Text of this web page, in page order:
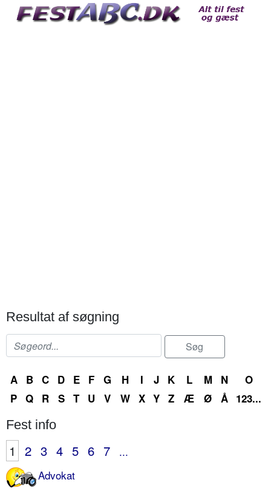
Resultat af søgning
A B C D E F G H I J K L M N
O
P Q R S T U V W X Y Z Æ Ø Å 123...
Fest info
1 2 3 4 5 6 7
...
Advokat